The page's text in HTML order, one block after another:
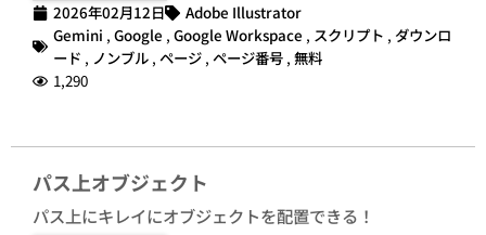
2026年02月12日
Adobe Illustrator
Gemini , Google , Google Workspace , スクリプト , ダウンロ
ード , ノンブル , ページ , ページ番号 , 無料
1,290
パス上オブジェクト
パス上にキレイにオブジェクトを配置できる！